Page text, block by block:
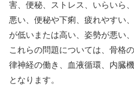
害、便秘、ストレス、いらいら
悪い、便秘や下痢、疲れやすい
が低いまたは高い、姿勢が悪い
これらの問題については、骨格
律神経の働き、血液循環、内臓
となります。